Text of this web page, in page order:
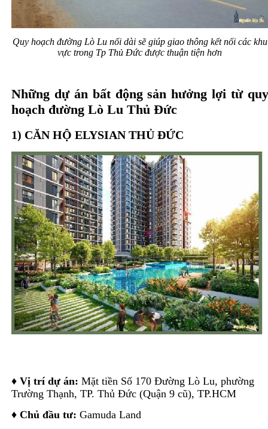
Quy hoạch đường Lò Lu nối dài sẽ giúp giao thông kết nối các khu
vực trong Tp Thủ Đức được thuận tiện hơn
Những dự án bất động sản hưởng lợi từ q
hoạch đường Lò Lu Thủ Đức
1) CĂN HỘ ELYSIAN THỦ ĐỨC
♦ Vị trí dự án: Mặt tiền Số 170 Đường Lò Lu, phường
Trường Thạnh, TP. Thủ Đức (Quận 9 cũ), TP.HCM
♦ Chủ đầu tư: Gamuda Land